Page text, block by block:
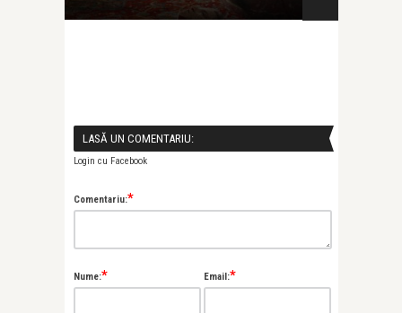
LASĂ UN COMENTARIU:
Login cu Facebook
Comentariu:*
Nume:* Email:*